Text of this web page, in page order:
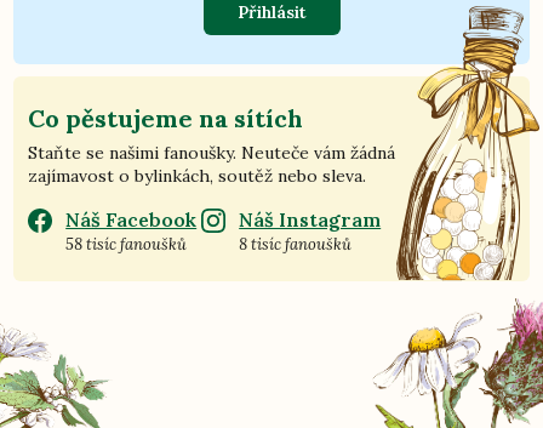
Přihlásit
Co pěstujeme na sítích
Staňte se našimi fanoušky. Neuteče vám žádná
zajímavost o bylinkách, soutěž nebo sleva.
Náš Facebook
58 tisíc fanoušků
Náš Instagram
8 tisíc fanoušků